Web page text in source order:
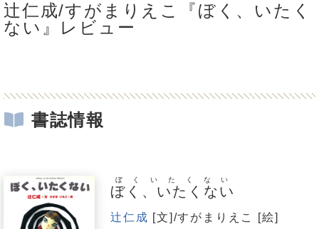
辻仁成/すがまりえこ『ぼく、いたく
ない』レビュー
書誌情報
ぼく、いたくない
ぼくいたくない
辻仁成 [文]/すがまりえこ [絵]